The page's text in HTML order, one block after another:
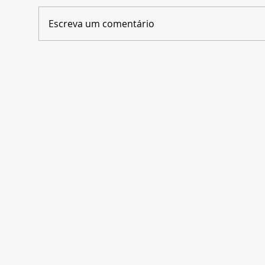
Escreva um comentário